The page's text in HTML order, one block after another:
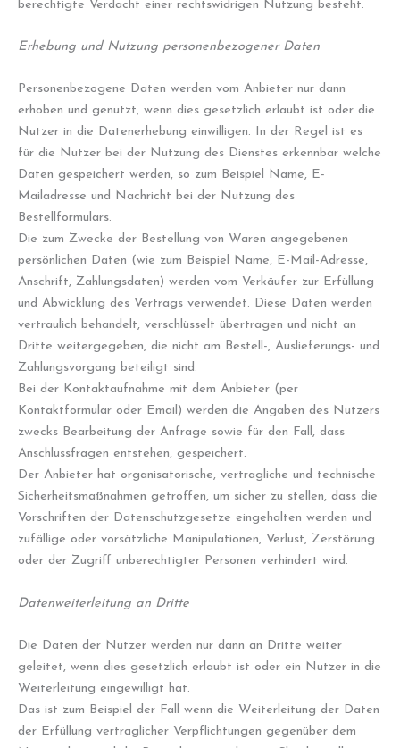
berechtigte Verdacht einer rechtswidrigen Nutzung besteht.
Erhebung und Nutzung personenbezogener Daten
Personenbezogene Daten werden vom Anbieter nur dann
erhoben und genutzt, wenn dies gesetzlich erlaubt ist oder die
Nutzer in die Datenerhebung einwilligen. In der Regel ist es
für die Nutzer bei der Nutzung des Dienstes erkennbar welche
Daten gespeichert werden, so zum Beispiel Name, E-
Mailadresse und Nachricht bei der Nutzung des
Bestellformulars.
Die zum Zwecke der Bestellung von Waren angegebenen
persönlichen Daten (wie zum Beispiel Name, E-Mail-Adresse,
Anschrift, Zahlungsdaten) werden vom Verkäufer zur Erfüllung
und Abwicklung des Vertrags verwendet. Diese Daten werden
vertraulich behandelt, verschlüsselt übertragen und nicht an
Dritte weitergegeben, die nicht am Bestell-, Auslieferungs- und
Zahlungsvorgang beteiligt sind.
Bei der Kontaktaufnahme mit dem Anbieter (per
Kontaktformular oder Email) werden die Angaben des Nutzers
zwecks Bearbeitung der Anfrage sowie für den Fall, dass
Anschlussfragen entstehen, gespeichert.
Der Anbieter hat organisatorische, vertragliche und technische
Sicherheitsmaßnahmen getroffen, um sicher zu stellen, dass die
Vorschriften der Datenschutzgesetze eingehalten werden und
zufällige oder vorsätzliche Manipulationen, Verlust, Zerstörung
oder der Zugriff unberechtigter Personen verhindert wird.
Datenweiterleitung an Dritte
Die Daten der Nutzer werden nur dann an Dritte weiter
geleitet, wenn dies gesetzlich erlaubt ist oder ein Nutzer in die
Weiterleitung eingewilligt hat.
Das ist zum Beispiel der Fall wenn die Weiterleitung der Daten
der Erfüllung vertraglicher Verpflichtungen gegenüber dem